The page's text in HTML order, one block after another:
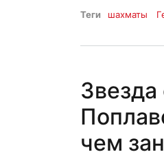
Теги шахматы
чем